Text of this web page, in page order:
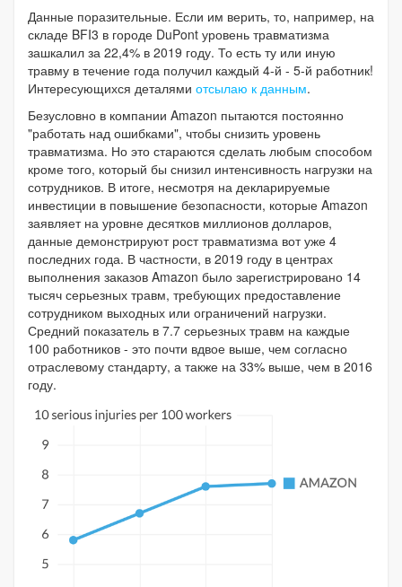
Данные поразительные. Если им верить, то, например, на
складе BFI3 в городе DuPont уровень травматизма
зашкалил за 22,4% в 2019 году. То есть ту или иную
травму в течение года получил каждый 4-й - 5-й работник!
Интересующихся деталями отсылаю к данным.
Безусловно в компании Amazon пытаются постоянно
"работать над ошибками", чтобы снизить уровень
травматизма. Но это стараются сделать любым способом
кроме того, который бы снизил интенсивность нагрузки на
сотрудников. В итоге, несмотря на декларируемые
инвестиции в повышение безопасности, которые Amazon
заявляет на уровне десятков миллионов долларов,
данные демонстрируют рост травматизма вот уже 4
последних года. В частности, в 2019 году в центрах
выполнения заказов Amazon было зарегистрировано 14
тысяч серьезных травм, требующих предоставление
сотрудником выходных или ограничений нагрузки.
Средний показатель в 7.7 серьезных травм на каждые
100 работников - это почти вдвое выше, чем согласно
отраслевому стандарту, а также на 33% выше, чем в 2016
году.